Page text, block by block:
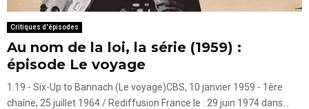
Critiques d'épisodes
Au nom de la loi, la série (1959) :
épisode Le voyage
1.19 - Six-Up to Bannach (Le voyage)CBS, 10 janvier 1959 - 1ère
chaîne, 25 juillet 1964 / Rediffusion France le : 29 juin 1974 dans...